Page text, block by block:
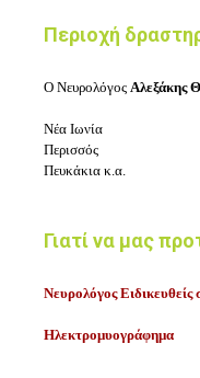
Περιοχή
Ο Νευρολόγος Αλεξάκης
Νέα Ιωνία
Περισσός
Πευκάκια κ.α.
Γιατί να μας
Νευρολόγος
Ηλεκτρομυογράφημα